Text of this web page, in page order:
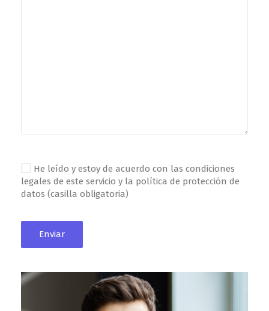
He leído y estoy de acuerdo con las condiciones
legales de este servicio y la política de protección de
datos (casilla obligatoria)